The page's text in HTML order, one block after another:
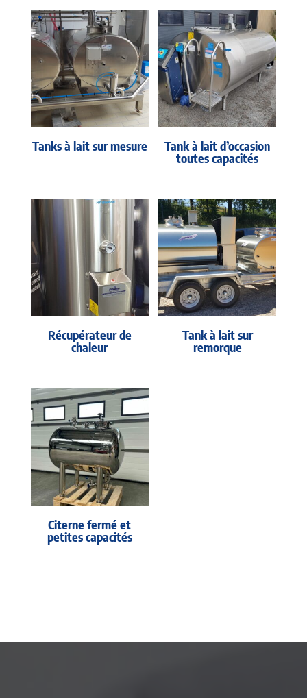
Tanks à lait sur mesure Tank à lait d’occasion
toutes capacités
Récupérateur de
chaleur
Tank à lait sur
remorque
Citerne fermé et
petites capacités